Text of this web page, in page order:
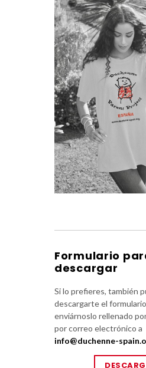
Formulario
descargar
Si lo prefieres, también
descargarte el
enviárnoslo rellenado
por correo electrónico a
info@duchenne-